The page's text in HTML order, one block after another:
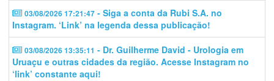
03/08/2026 17:21:47 - Siga a conta da Rubi S.A. no
Instagram. ‘Link’ na legenda dessa publicação!
03/08/2026 13:35:11 - Dr. Guilherme David - Urologia em
Uruaçu e outras cidades da região. Acesse Instagram no
‘link’ constante aqui!